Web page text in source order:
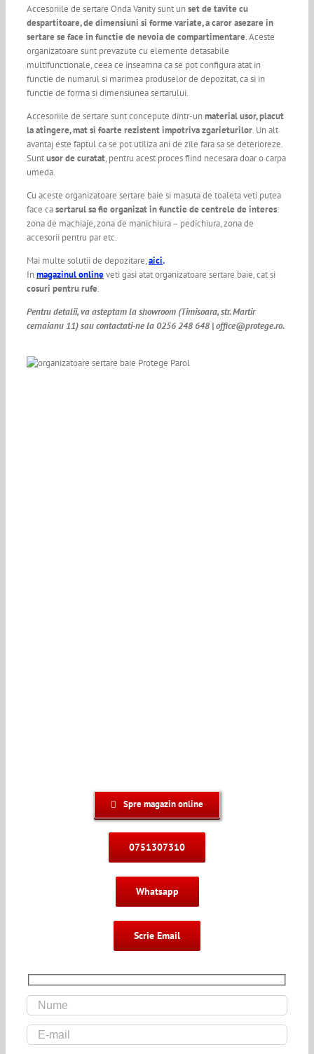
Accesoriile de sertare Onda Vanity sunt unset de tavite cu
despartitoare, de dimensiuni si forme variate, a caror asezare in
sertare se face in functie de nevoia de compartimentare. Aceste
organizatoare sunt prevazute cu elemente detasabile
multifunctionale, ceea ce inseamna ca se pot configura atat in
functie de numarul si marimea produselor de depozitat, ca si in
functie de forma si dimensiunea sertarului.
Accesoriile de sertare sunt concepute dintr-unmaterial usor, placut
la atingere, mat si foarte rezistent impotriva zgarieturilor. Un alt
avantaj este faptul ca se pot utiliza ani de zile fara sa se deterioreze.
Suntusor de curatat, pentru acest proces fiind necesara doar o carpa
umeda.
Cu aceste organizatoare sertare baie si masuta de toaleta veti putea
face casertarul sa fie organizat in functie de centrele de interes:
zona de machiaje, zona de manichiura – pedichiura, zona de
accesorii pentru par etc.
Mai multe solutii de depozitare,aici.
Inmagazinul onlineveti gasi atat organizatoare sertare baie, cat si
cosuri pentru rufe.
Pentru detalii, va asteptam la showroom (Timisoara, str. Martir
cernaianu 11) sau contactati-ne la 0256 248 648 | office@protege.ro.
Spre magazin online
0751307310
Whatsapp
Scrie Email